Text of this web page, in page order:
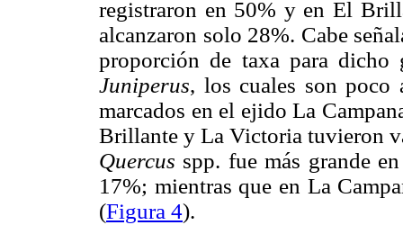
registraron en 50% y en El
alcanzaron solo 28%. Cabe
proporción de taxa para
Juniperus, los cuales son poco
marcados en el ejido La
Brillante y La Victoria tuvieron
Quercus spp. fue más grande
17%; mientras que en La
(Figura 4).